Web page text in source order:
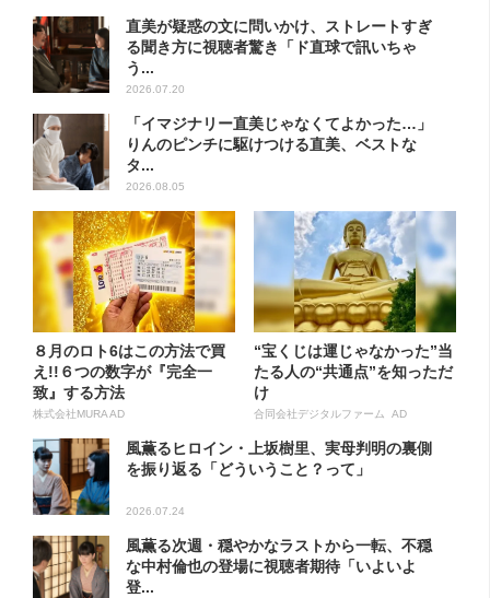
直美が疑惑の文に問いかけ、ストレートすぎ
る聞き方に視聴者驚き「ド直球で訊いちゃ
う...
2026.07.20
「イマジナリー直美じゃなくてよかった…」
りんのピンチに駆けつける直美、ベストな
タ...
2026.08.05
８月のロト6はこの方法で買
え!!６つの数字が『完全一
致』する方法
株式会社MURA AD
“宝くじは運じゃなかった”当
たる人の“共通点”を知っただ
け
合同会社デジタルファーム AD
風薫るヒロイン・上坂樹里、実母判明の裏側
を振り返る「どういうこと？って」
2026.07.24
風薫る次週・穏やかなラストから一転、不穏
な中村倫也の登場に視聴者期待「いよいよ
登...